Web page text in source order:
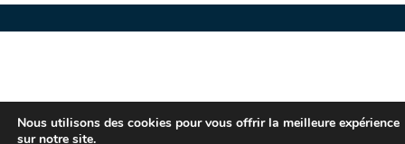
Nous utilisons des cookies pour vous offrir la meilleure expérience
sur notre site.